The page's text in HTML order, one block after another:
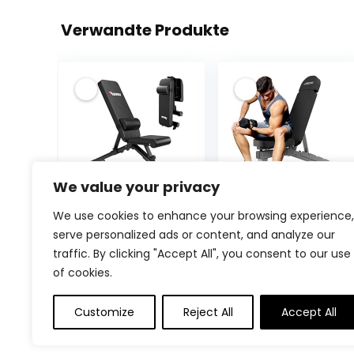
We value your privacy
We use cookies to enhance your browsing experience,
serve personalized ads or content, and analyze our
traffic. By clicking "Accept All", you consent to our use
of cookies.
Customize Reject All Accept All
Verwandte Produkte
PASYOU
Verstellebare
Hantelbank mit
90 Grad
Multifunktions
Trainingsbank
Schrägbank
Schnell
€119.99
JOROTO
Premium
Hantelbank |
Praktische
geeignet als
Schrägbank &
Flachbank
€199.99